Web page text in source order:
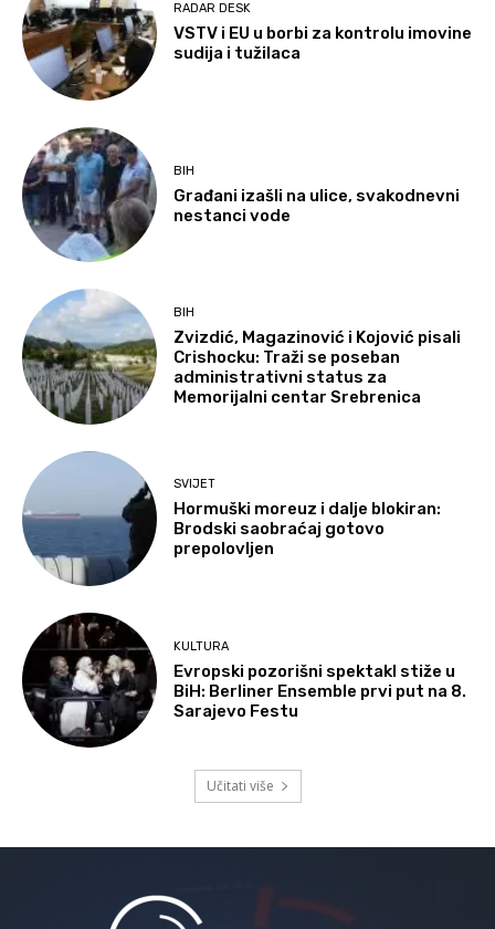
RADAR DESK
VSTV i EU u borbi za kontrolu imovine
sudija i tužilaca
BIH
Građani izašli na ulice, svakodnevni
nestanci vode
BIH
Zvizdić, Magazinović i Kojović pisali
Crishocku: Traži se poseban
administrativni status za
Memorijalni centar Srebrenica
SVIJET
Hormuški moreuz i dalje blokiran:
Brodski saobraćaj gotovo
prepolovljen
KULTURA
Evropski pozorišni spektakl stiže u
BiH: Berliner Ensemble prvi put na 8.
Sarajevo Festu
Učitati više